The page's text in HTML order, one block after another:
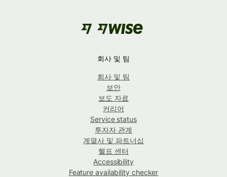
회사 및 팀
회사 및 팀
보안
보도 자료
커리어
Service status
투자자 관계
계열사 및 파트너십
헬프 센터
Accessibility
Feature availability checker